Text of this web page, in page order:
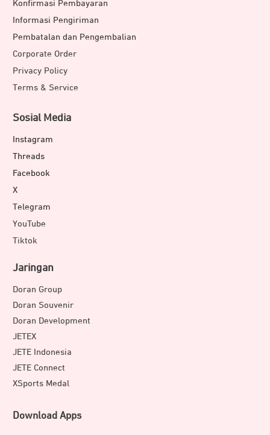
Konfirmasi Pembayaran
Informasi Pengiriman
Pembatalan dan Pengembalian
Corporate Order
Privacy Policy
Terms & Service
Sosial Media
Instagram
Threads
Facebook
X
Telegram
YouTube
Tiktok
Jaringan
Doran Group
Doran Souvenir
Doran Development
JETEX
JETE Indonesia
JETE Connect
XSports Medal
Download Apps